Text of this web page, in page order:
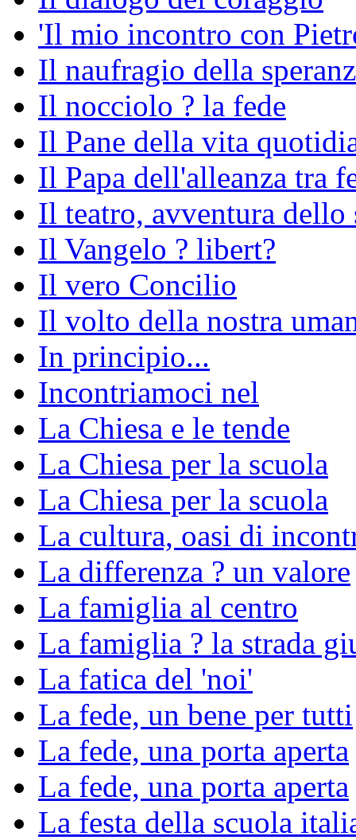
'Il mio incontro con
Il naufragio della
Il nocciolo ? la fede
Il Pane della vita
Il Papa dell'alleanza tra
Il teatro, avventura
Il Vangelo ? libert?
Il vero Concilio
Il volto della nostra
In principio...
Incontriamoci nel
La Chiesa e le tende
La Chiesa per la scuola
La Chiesa per la scuola
La cultura, oasi di
La differenza ? un valore
La famiglia al centro
La famiglia ? la strada
La fatica del 'noi'
La fede, un bene per tutti
La fede, una porta aperta
La fede, una porta aperta
La festa della scuola